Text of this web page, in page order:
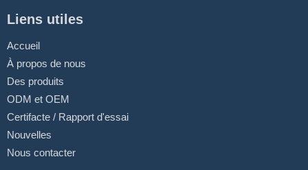
Liens utiles
Accueil
À propos de nous
Des produits
ODM et OEM
Certifacte / Rapport d'essai
Nouvelles
Nous contacter